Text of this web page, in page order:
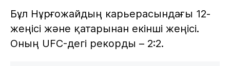
Бұл Нұрғожайдың карьерасындағы 12-
жеңісі және қатарынан екінші жеңісі.
Оның UFC-дегі рекорды – 2:2.